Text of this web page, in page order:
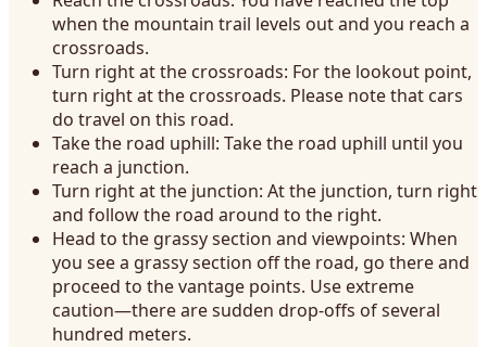
when the mountain trail levels out and you reach a
crossroads.
Turn right at the crossroads: For the lookout point,
turn right at the crossroads. Please note that cars
do travel on this road.
Take the road uphill: Take the road uphill until you
reach a junction.
Turn right at the junction: At the junction, turn right
and follow the road around to the right.
Head to the grassy section and viewpoints: When
you see a grassy section off the road, go there and
proceed to the vantage points. Use extreme
caution—there are sudden drop-offs of several
hundred meters.